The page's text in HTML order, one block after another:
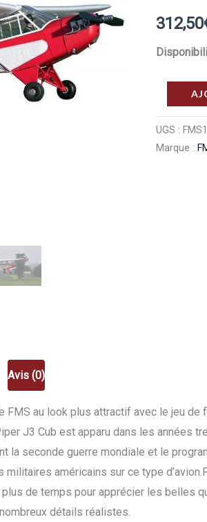
312,50
quantité
de
FMS
Avion
UGS :
Marque :
Avis (0)
FMS au look plus attractif avec le jeu
J3 Cub est apparu dans les années
la seconde guerre mondiale et le
américains sur ce type
de temps pour apprécier les belles
détails réalistes.